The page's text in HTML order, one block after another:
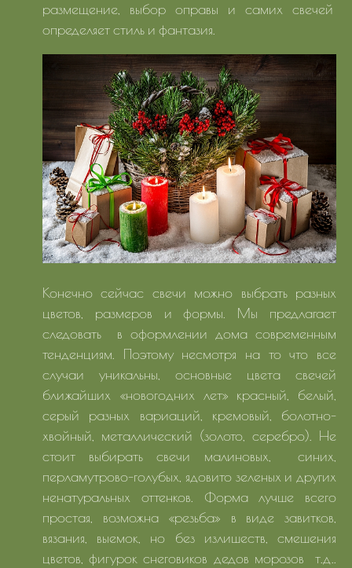
размещение, выбор оправы и самих свечей
определяет стиль и фантазия.
Конечно сейчас свечи можно выбрать разных
цветов, размеров и формы. Мы предлагает
следовать в оформлении дома современным
тенденциям. Поэтому несмотря на то что все
случаи уникальны, основные цвета свечей
ближайших «новогодних лет» красный, белый,
серый разных вариаций, кремовый, болотно-
хвойный, металлический (золото, серебро). Не
стоит выбирать свечи малиновых, синих,
перламутрово-голубых, ядовито зеленых и других
ненатуральных оттенков. Форма лучше всего
простая, возможна «резьба» в виде завитков,
вязания, выемок, но без излишеств, смешения
цветов, фигурок снеговиков дедов морозов т.д..